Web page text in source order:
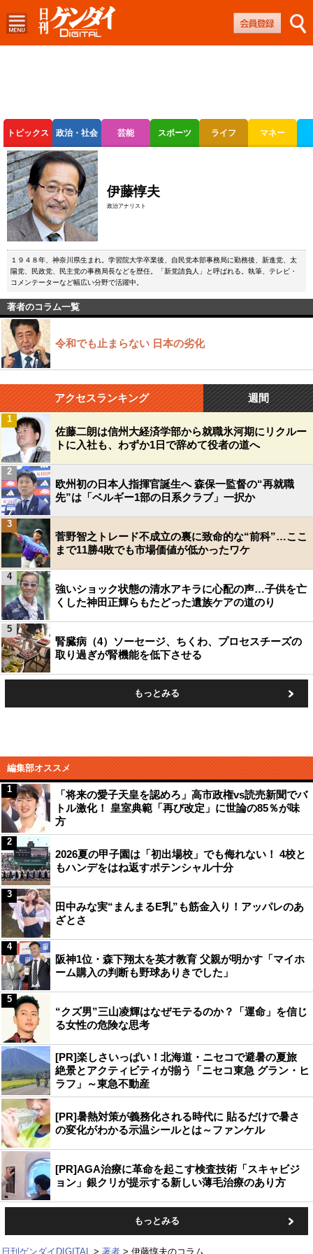
トピックス 政治・社会 芸能 スポーツ ライフ マネー
ボートレース 競輪
伊藤惇夫
政治アナリスト
１９４８年、神奈川県生まれ。学習院大学卒業後、自民党本部事務局に勤務後、新進党、太
陽党、民政党、民主党の事務局長などを歴任。「新党請負人」と呼ばれる。執筆、テレビ・
コメンテーターなど幅広い分野で活躍中。
著者のコラム一覧
令和でも止まらない 日本の劣化
アクセスランキング 週間
佐藤二朗は信州大経済学部から就職氷河期にリクルー
トに入社も、わずか1日で辞めて役者の道へ
1
欧州初の日本人指揮官誕生へ 森保一監督の“再就職
先”は「ベルギー1部の日系クラブ」一択か
2
菅野智之トレード不成立の裏に致命的な“前科”…ここ
まで11勝4敗でも市場価値が低かったワケ
3
強いショック状態の清水アキラに心配の声…子供を亡
くした神田正輝らもたどった遺族ケアの道のり
4
腎臓病（4）ソーセージ、ちくわ、プロセスチーズの
取り過ぎが腎機能を低下させる
5
もっとみる
編集部オススメ
「将来の愛子天皇を認めろ」高市政権vs読売新聞でバ
トル激化！ 皇室典範「再び改定」に世論の85％が味
方
1
2026夏の甲子園は「初出場校」でも侮れない！ 4校と
もハンデをはね返すポテンシャル十分
2
田中みな実“まんまるE乳”も筋金入り！アッパレのあ
ざとさ
3
阪神1位・森下翔太を英才教育 父親が明かす「マイホ
ーム購入の判断も野球ありきでした」
4
“クズ男”三山凌輝はなぜモテるのか？「運命」を信じ
る女性の危険な思考
5
[PR]楽しさいっぱい！北海道・ニセコで避暑の夏旅
絶景とアクティビティが揃う「ニセコ東急 グラン・ヒ
ラフ」～東急不動産
[PR]暑熱対策が義務化される時代に 貼るだけで暑さ
の変化がわかる示温シールとは～ファンケル
[PR]AGA治療に革命を起こす検査技術「スキャビジ
ョン」銀クリが提示する新しい薄毛治療のあり方
もっとみる
日刊ゲンダイDIGITAL 著者 伊藤惇夫のコラム